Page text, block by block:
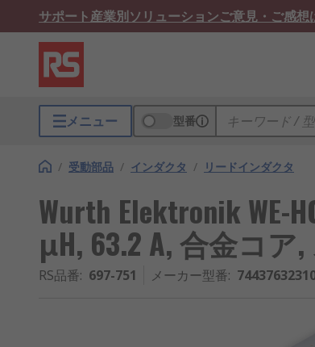
サポート産業別ソリューションご意見・ご感想
メニュー 型番
/ 受動部品 / インダクタ / リードインダクタ
Wurth Elektronik WE-
μH, 63.2 A, 合金コ
RS品番: 697-751 メーカー型番: